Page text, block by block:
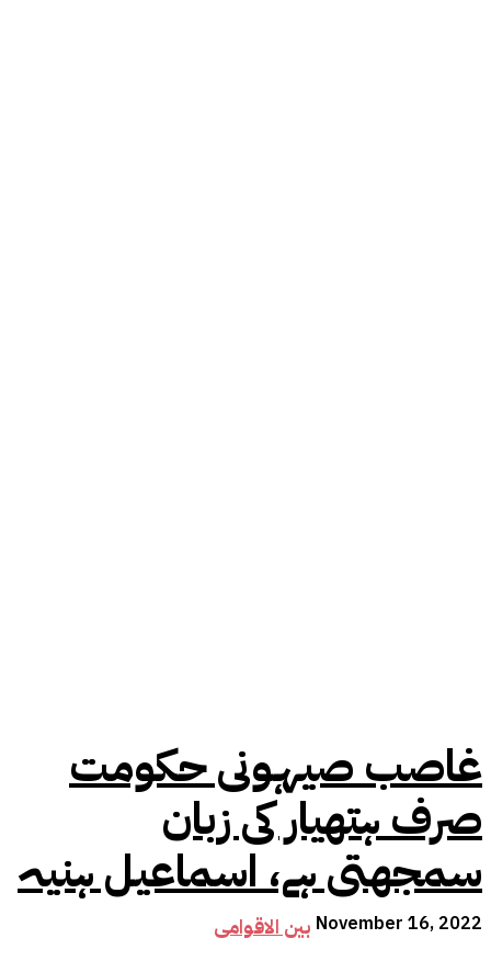
غاصب صیہونی حکومت
صرف ہتھیار کی زبان
سمجھتی ہے، اسماعیل ہنیہ
بین الاقوامی November 16, 2022